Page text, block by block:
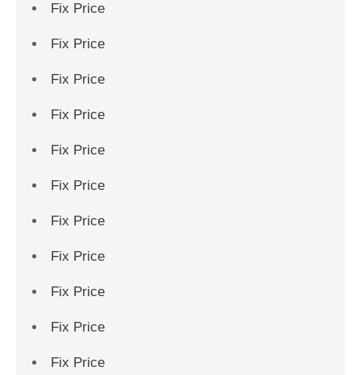
Fix Price
Fix Price
Fix Price
Fix Price
Fix Price
Fix Price
Fix Price
Fix Price
Fix Price
Fix Price
Fix Price